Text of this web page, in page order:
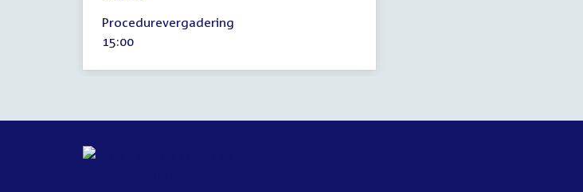
juni
2026
Procedurevergadering
Tijd
15:00